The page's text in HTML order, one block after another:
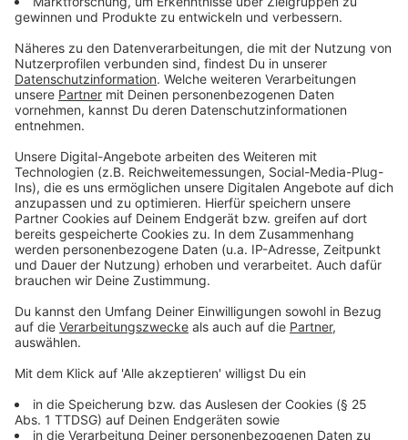
genommenen Urlaub hinweisen. Mit den
Bundesurlaubsgesetz, das zu diesen Fragen keine
Aussagen trifft. Ganz grundsätzlich sind Arbeitnehmer
in Deutschland laut Gesetz angehalten, ihren Urlaub
möglichst im laufenden Kalenderjahr zu nehmen.
Anzeige
Europäischer Gerichtshof stellte Weichen
Anzeige
Das Bundesarbeitsgericht hatte die beiden Fälle aus
NRW vor seiner Entscheidung dem Europäischen
prüfen, ob europäisches Recht eine Verjährung des
Urlaubsanspruchs gestatte, "wenn der Arbeitgeber
den Arbeitnehmer nicht durch entsprechende